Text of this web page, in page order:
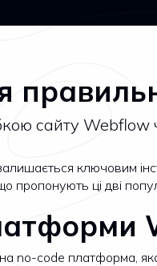
сайту
ключовим
пропонують ці дві
no-code платформа,